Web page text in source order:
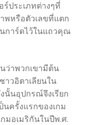
ประเภทต่างๆที่
พหรือตัวเลขที่แตก
การ์ดไว้ในแถวคุณ
ว่าพวกเขามีต้น
วอิตาเลียนใน
นั้นอุปกรณ์จึงเรียก
นครั้งแรกของเกม
มอเมริกันในปีพ.ศ.